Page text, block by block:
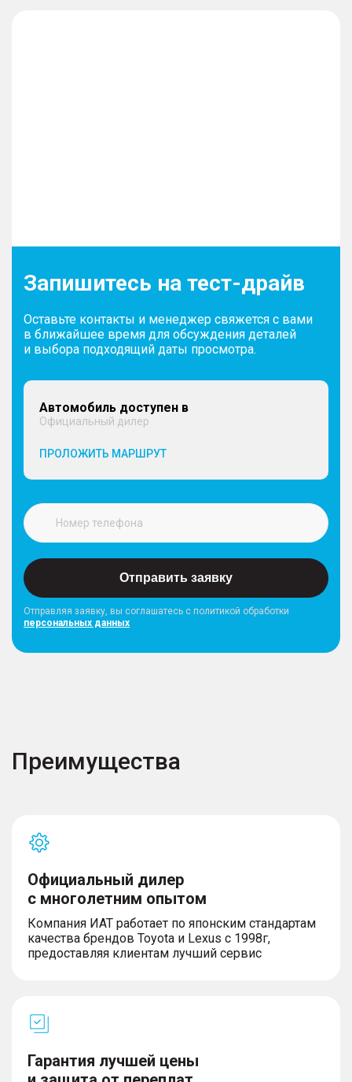
Запишитесь на тест-драйв
Оставьте контакты и менеджер свяжется с вами
в ближайшее время для обсуждения деталей
и выбора подходящий даты просмотра.
Автомобиль доступен в
Официальный дилер
ПРОЛОЖИТЬ МАРШРУТ
Отправить заявку
Отправляя заявку, вы соглашатесь с политикой обработки
персональных данных
Преимущества
Официальный дилер
с многолетним опытом
Компания ИАТ работает по японским стандартам
качества брендов Toyota и Lexus с 1998г,
предоставляя клиентам лучший сервис
Гарантия лучшей цены